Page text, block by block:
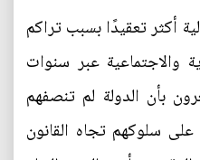
أكثر تعقيدًا بسبب تراكم
والاجتماعية عبر سنوات
بأن الدولة لم تنصفهم
سلوكهم تجاه القانون